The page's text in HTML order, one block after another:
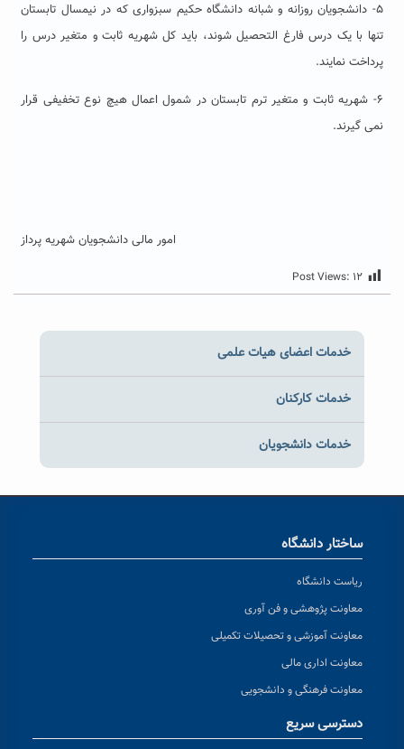
۵- دانشجویان روزانه و شبانه دانشگاه حکیم سبزواری که در نیمسال تابستان
تنها با یک درس فارغ التحصیل شوند، باید کل شهریه ثابت و متغیر درس را
پرداخت نمایند.
۶- شهریه ثابت و متغیر ترم تابستان در شمول اعمال هیچ نوع تخفیفی قرار
نمی گیرند.
امور مالی دانشجویان شهریه پرداز
Post Views: ۱۲
خدمات اعضای هیات علمی
خدمات کارکنان
خدمات دانشجویان
ساختار دانشگاه
ریاست دانشگاه
معاونت پژوهشی و فن آوری
معاونت آموزشی و تحصیلات تکمیلی
معاونت اداری مالی
معاونت فرهنگی و دانشجویی
دسترسی سریع